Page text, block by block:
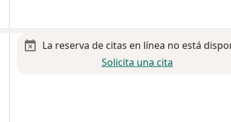
La reserva de citas en línea no está
Solicita una cita